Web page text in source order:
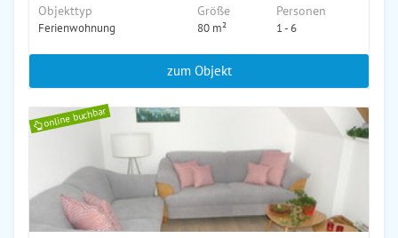
Objekttyp
Ferienwohnung
Größe
80 m²
Personen
1 - 6
zum Objekt
online buchbar